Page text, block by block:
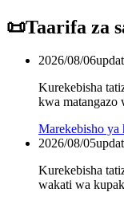
📜Taarifa za
2026/08/06
Kurekebisha
kwa matangazo
Marekebisho ya
2026/08/05
Kurekebisha
wakati wa